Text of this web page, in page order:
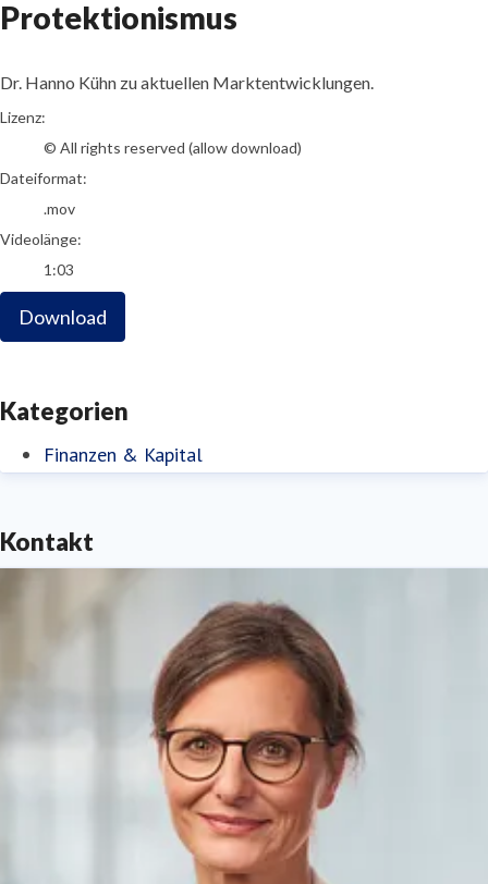
Protektionismus
Dr. Hanno Kühn zu aktuellen Marktentwicklungen.
go to media item
Lizenz:
© All rights reserved (allow download)
Dateiformat:
.mov
Videolänge:
1:03
Download
Kategorien
Finanzen & Kapital
Kontakt